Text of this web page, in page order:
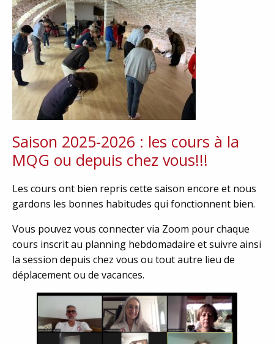
Saison 2025-2026 : les cours à la
MQG ou depuis chez vous!!!
Les cours ont bien repris cette saison encore et nous
gardons les bonnes habitudes qui fonctionnent bien.
Vous pouvez vous connecter via Zoom pour chaque
cours inscrit au planning hebdomadaire et suivre ainsi
la session depuis chez vous ou tout autre lieu de
déplacement ou de vacances.